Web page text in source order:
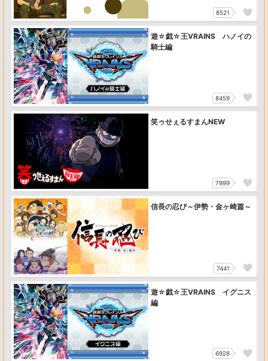
8521
遊☆戯☆王VRAINS ハノイの
騎士編
8459
笑ゥせぇるすまんNEW
7999
信長の忍び～伊勢・金ヶ崎篇～
7441
遊☆戯☆王VRAINS イグニス
編
6928